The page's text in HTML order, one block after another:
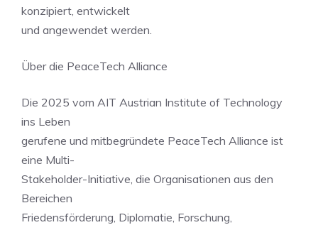
konzipiert, entwickelt
und angewendet werden.
Über die PeaceTech Alliance
Die 2025 vom AIT Austrian Institute of Technology
ins Leben
gerufene und mitbegründete PeaceTech Alliance ist
eine Multi-
Stakeholder-Initiative, die Organisationen aus den
Bereichen
Friedensförderung, Diplomatie, Forschung,